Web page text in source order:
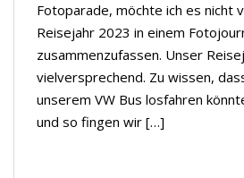
Fotoparade, möchte ich es nicht
Reisejahr 2023 in einem
zusammenzufassen. Unser
vielversprechend. Zu wissen,
unserem VW Bus losfahren
und so fingen wir […]